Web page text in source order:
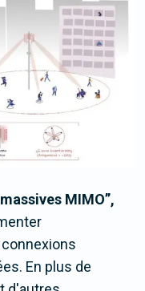
MIMO”,
En plus de